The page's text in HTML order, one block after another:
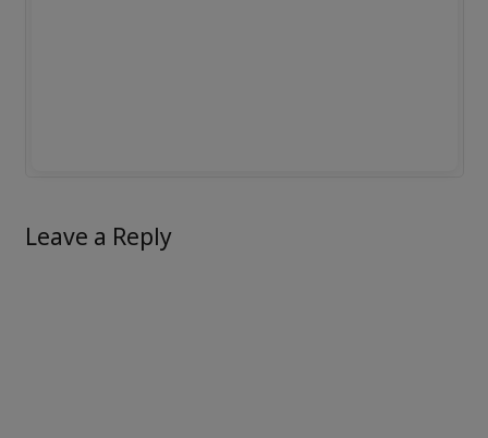
Leave a Reply